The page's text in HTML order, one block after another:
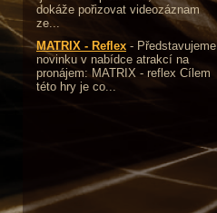
dokáže pořizovat videozáznam
ze...
MATRIX - Reflex - Představujeme
novinku v nabídce atrakcí na
pronájem: MATRIX - reflex Cílem
této hry je co...